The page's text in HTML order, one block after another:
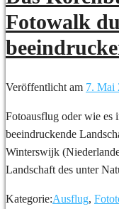
Fotowalk
Veröffentlicht am 7. Mai
Fotoausflug oder wie es
beeindruckende
Winterswijk
Landschaft des unter
Kategorie:Ausflug,